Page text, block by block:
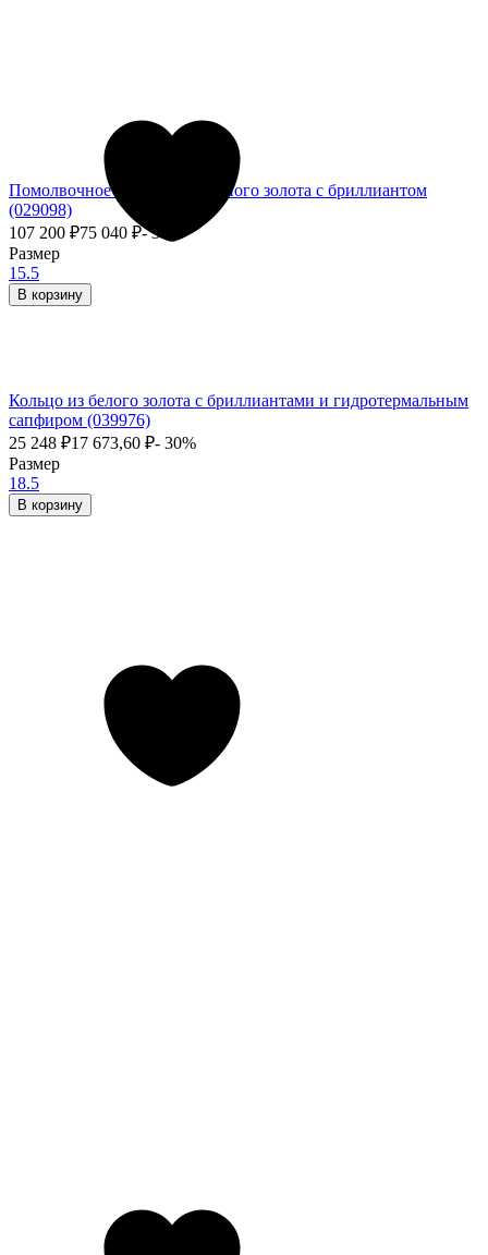
Помолвочное кольцо из красного золота с бриллиантом
(029098)
107 200 ₽75 040 ₽- 30%
Размер
15.5
В корзину
Кольцо из белого золота с бриллиантами и гидротермальным
сапфиром (039976)
25 248 ₽17 673,60 ₽- 30%
Размер
18.5
В корзину